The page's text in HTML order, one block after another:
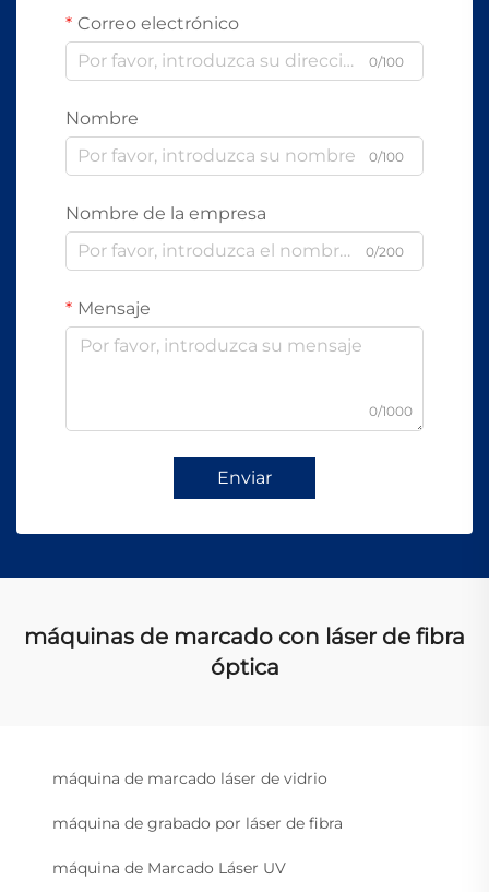
Correo electrónico
0/100
Nombre
0/100
Nombre de la empresa
0/200
Mensaje
0/1000
Enviar
máquinas de marcado con láser de fibra
óptica
máquina de marcado láser de vidrio
máquina de grabado por láser de fibra
máquina de Marcado Láser UV